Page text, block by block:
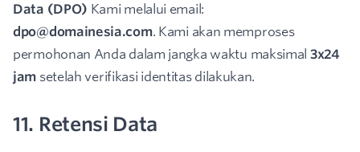
Data (DPO) Kami melalui email:
dpo@domainesia.com. Kami akan memproses
permohonan Anda dalam jangka waktu maksimal 3x24
jam setelah verifikasi identitas dilakukan.
11. Retensi Data